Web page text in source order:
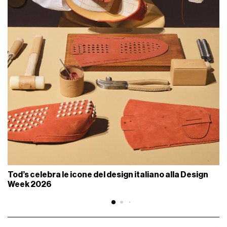
Tod’s celebra le icone del design italiano alla Design
Week 2026